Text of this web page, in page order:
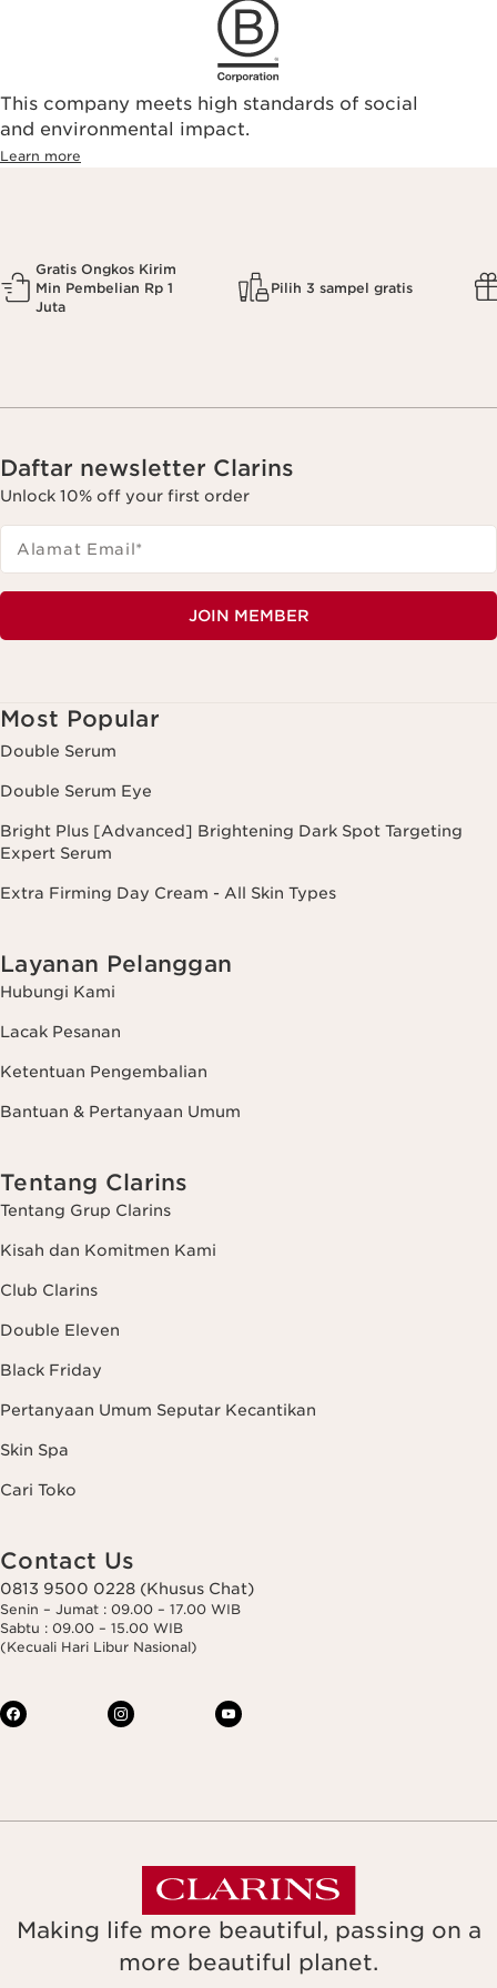
This company meets high standards of social
and environmental impact.
Learn more
Gratis Ongkos Kirim
Min Pembelian Rp 1
Juta
Pilih 3 sampel gratis
Daftar newsletter Clarins
Unlock 10% off your first order
Alamat Email*
JOIN MEMBER
Most Popular
Double Serum
Double Serum Eye
Bright Plus [Advanced] Brightening Dark Spot Targeting
Expert Serum
Extra Firming Day Cream - All Skin Types
Layanan Pelanggan
Hubungi Kami
Lacak Pesanan
Ketentuan Pengembalian
Bantuan & Pertanyaan Umum
Tentang Clarins
Tentang Grup Clarins
Kisah dan Komitmen Kami
Club Clarins
Double Eleven
Black Friday
Pertanyaan Umum Seputar Kecantikan
Skin Spa
Cari Toko
Contact Us
0813 9500 0228 (Khusus Chat)
Senin – Jumat : 09.00 – 17.00 WIB
Sabtu : 09.00 – 15.00 WIB
(Kecuali Hari Libur Nasional)
Making life more beautiful, passing on a
more beautiful planet.